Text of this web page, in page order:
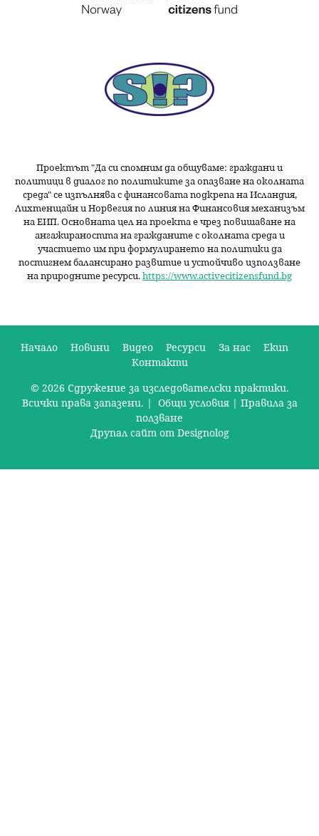
Проектът "Да си спомним даобщуваме: граждани и
политици в диалог по политиките за опазване на околната
среда" се изпълнява с финансовата подкрепа на Исландия,
Лихтенщайн и Норвегия по линия на Финансовия механизъм
на ЕИП. Основната цел на проекта е чрез повишаване на
ангажираността на гражданите с околната среда и
участието им при формулирането на политики да
постигнем балансирано развитие и устойчиво използване
на природните ресурси.https://www.activecitizensfund.bg
с
в
Начало Новини Видео Ресурси За нас
Екип
Контакти
© 2026 Сдружение за изследователски практики.
Всички права запазени. | Общи условия| Правила за
ползване
Друпал сайт от Designolog